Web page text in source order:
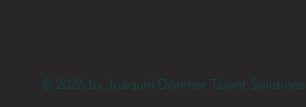
© 2026 by Joaquín Domher Talent Solutions